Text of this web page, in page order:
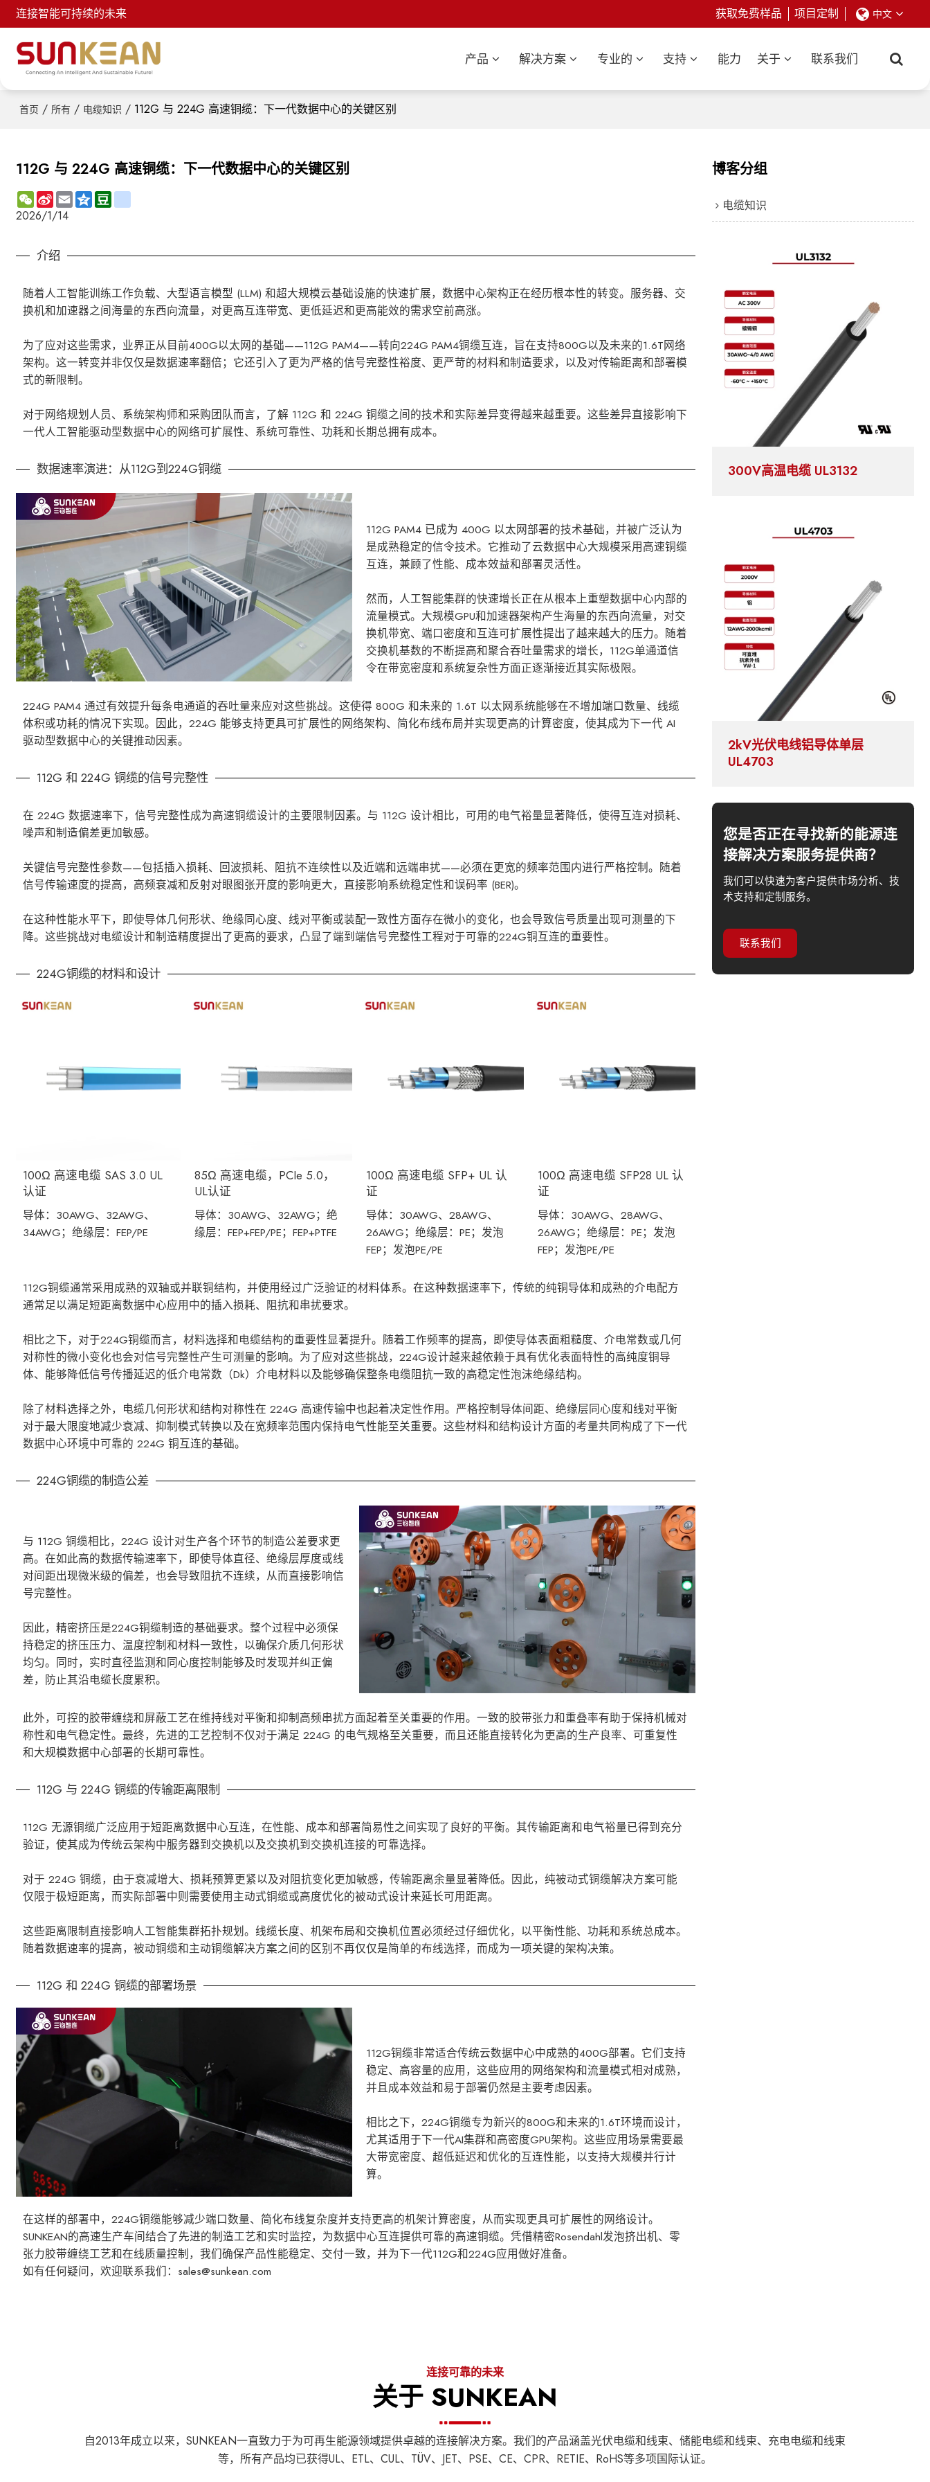
连接智能可持续的未来 获取免费样品 项目定制 中文
产品 解决方案 专业的 支持 能力 关于 联系我们
首页 / 所有 / 电缆知识 / 112G 与 224G 高速铜缆：下一代数据中心的关键区别
112G 与 224G 高速铜缆：下一代数据中心的关键区别
WeChat
Sina
Weibo
EmailQzoneDouban
2026/1/14
介绍
随着人工智能训练工作负载、大型语言模型 (LLM) 和超大规模云基础设施的快速扩展，数据中心架构正在经历根本性的转变。服务器、交
换机和加速器之间海量的东西向流量，对更高互连带宽、更低延迟和更高能效的需求空前高涨。
为了应对这些需求，业界正从目前400G以太网的基础——112G PAM4——转向224G PAM4铜缆互连，旨在支持800G以及未来的1.6T网络
架构。这一转变并非仅仅是数据速率翻倍；它还引入了更为严格的信号完整性裕度、更严苛的材料和制造要求，以及对传输距离和部署模
式的新限制。
对于网络规划人员、系统架构师和采购团队而言，了解 112G 和 224G 铜缆之间的技术和实际差异变得越来越重要。这些差异直接影响下
一代人工智能驱动型数据中心的网络可扩展性、系统可靠性、功耗和长期总拥有成本。
数据速率演进：从112G到224G铜缆
112G PAM4 已成为 400G 以太网部署的技术基础，并被广泛认为
是成熟稳定的信令技术。它推动了云数据中心大规模采用高速铜缆
互连，兼顾了性能、成本效益和部署灵活性。
然而，人工智能集群的快速增长正在从根本上重塑数据中心内部的
流量模式。大规模GPU和加速器架构产生海量的东西向流量，对交
换机带宽、端口密度和互连可扩展性提出了越来越大的压力。随着
交换机基数的不断提高和聚合吞吐量需求的增长，112G单通道信
令在带宽密度和系统复杂性方面正逐渐接近其实际极限。
224G PAM4 通过有效提升每条电通道的吞吐量来应对这些挑战。这使得 800G 和未来的 1.6T 以太网系统能够在不增加端口数量、线缆
体积或功耗的情况下实现。因此，224G 能够支持更具可扩展性的网络架构、简化布线布局并实现更高的计算密度，使其成为下一代 AI
驱动型数据中心的关键推动因素。
112G 和 224G 铜缆的信号完整性
在 224G 数据速率下，信号完整性成为高速铜缆设计的主要限制因素。与 112G 设计相比，可用的电气裕量显著降低，使得互连对损耗、
噪声和制造偏差更加敏感。
关键信号完整性参数——包括插入损耗、回波损耗、阻抗不连续性以及近端和远端串扰——必须在更宽的频率范围内进行严格控制。随着
信号传输速度的提高，高频衰减和反射对眼图张开度的影响更大，直接影响系统稳定性和误码率 (BER)。
在这种性能水平下，即使导体几何形状、绝缘同心度、线对平衡或装配一致性方面存在微小的变化，也会导致信号质量出现可测量的下
降。这些挑战对电缆设计和制造精度提出了更高的要求，凸显了端到端信号完整性工程对于可靠的224G铜互连的重要性。
224G铜缆的材料和设计
100Ω 高速电缆 SAS 3.0 UL
认证
导体：30AWG、32AWG、
34AWG；绝缘层：FEP/PE
85Ω 高速电缆，PCIe 5.0，
UL认证
导体：30AWG、32AWG；绝
缘层：FEP+FEP/PE；FEP+PTFE
100Ω 高速电缆 SFP+ UL 认
证
导体：30AWG、28AWG、
26AWG；绝缘层：PE；发泡
FEP；发泡PE/PE
100Ω 高速电缆 SFP28 UL 认
证
导体：30AWG、28AWG、
26AWG；绝缘层：PE；发泡
FEP；发泡PE/PE
112G铜缆通常采用成熟的双轴或并联铜结构，并使用经过广泛验证的材料体系。在这种数据速率下，传统的纯铜导体和成熟的介电配方
通常足以满足短距离数据中心应用中的插入损耗、阻抗和串扰要求。
相比之下，对于224G铜缆而言，材料选择和电缆结构的重要性显著提升。随着工作频率的提高，即使导体表面粗糙度、介电常数或几何
对称性的微小变化也会对信号完整性产生可测量的影响。为了应对这些挑战，224G设计越来越依赖于具有优化表面特性的高纯度铜导
体、能够降低信号传播延迟的低介电常数（Dk）介电材料以及能够确保整条电缆阻抗一致的高稳定性泡沫绝缘结构。
除了材料选择之外，电缆几何形状和结构对称性在 224G 高速传输中也起着决定性作用。严格控制导体间距、绝缘层同心度和线对平衡
对于最大限度地减少衰减、抑制模式转换以及在宽频率范围内保持电气性能至关重要。这些材料和结构设计方面的考量共同构成了下一代
数据中心环境中可靠的 224G 铜互连的基础。
224G铜缆的制造公差
与 112G 铜缆相比，224G 设计对生产各个环节的制造公差要求更
高。在如此高的数据传输速率下，即使导体直径、绝缘层厚度或线
对间距出现微米级的偏差，也会导致阻抗不连续，从而直接影响信
号完整性。
因此，精密挤压是224G铜缆制造的基础要求。整个过程中必须保
持稳定的挤压压力、温度控制和材料一致性，以确保介质几何形状
均匀。同时，实时直径监测和同心度控制能够及时发现并纠正偏
差，防止其沿电缆长度累积。
此外，可控的胶带缠绕和屏蔽工艺在维持线对平衡和抑制高频串扰方面起着至关重要的作用。一致的胶带张力和重叠率有助于保持机械对
称性和电气稳定性。最终，先进的工艺控制不仅对于满足 224G 的电气规格至关重要，而且还能直接转化为更高的生产良率、可重复性
和大规模数据中心部署的长期可靠性。
112G 与 224G 铜缆的传输距离限制
112G 无源铜缆广泛应用于短距离数据中心互连，在性能、成本和部署简易性之间实现了良好的平衡。其传输距离和电气裕量已得到充分
验证，使其成为传统云架构中服务器到交换机以及交换机到交换机连接的可靠选择。
对于 224G 铜缆，由于衰减增大、损耗预算更紧以及对阻抗变化更加敏感，传输距离余量显著降低。因此，纯被动式铜缆解决方案可能
仅限于极短距离，而实际部署中则需要使用主动式铜缆或高度优化的被动式设计来延长可用距离。
这些距离限制直接影响人工智能集群拓扑规划。线缆长度、机架布局和交换机位置必须经过仔细优化，以平衡性能、功耗和系统总成本。
随着数据速率的提高，被动铜缆和主动铜缆解决方案之间的区别不再仅仅是简单的布线选择，而成为一项关键的架构决策。
112G 和 224G 铜缆的部署场景
112G铜缆非常适合传统云数据中心中成熟的400G部署。它们支持
稳定、高容量的应用，这些应用的网络架构和流量模式相对成熟，
并且成本效益和易于部署仍然是主要考虑因素。
相比之下，224G铜缆专为新兴的800G和未来的1.6T环境而设计，
尤其适用于下一代AI集群和高密度GPU架构。这些应用场景需要最
大带宽密度、超低延迟和优化的互连性能，以支持大规模并行计
算。
在这样的部署中，224G铜缆能够减少端口数量、简化布线复杂度并支持更高的机架计算密度，从而实现更具可扩展性的网络设计。
SUNKEAN的高速生产车间结合了先进的制造工艺和实时监控，为数据中心互连提供可靠的高速铜缆。凭借精密Rosendahl发泡挤出机、零
张力胶带缠绕工艺和在线质量控制，我们确保产品性能稳定、交付一致，并为下一代112G和224G应用做好准备。
如有任何疑问，欢迎联系我们：sales@sunkean.com
博客分组
电缆知识
300V高温电缆 UL3132
2kV光伏电线铝导体单层
UL4703
您是否正在寻找新的能源连
接解决方案服务提供商？
我们可以快速为客户提供市场分析、技
术支持和定制服务。
联系我们
连接可靠的未来
关于 SUNKEAN
自2013年成立以来，SUNKEAN一直致力于为可再生能源领域提供卓越的连接解决方案。我们的产品涵盖光伏电缆和线束、储能电缆和线束、充电电缆和线束
等，所有产品均已获得UL、ETL、CUL、TÜV、JET、PSE、CE、CPR、RETIE、RoHS等多项国际认证。